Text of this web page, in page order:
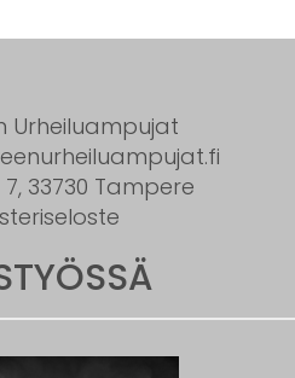
Urheiluampujat
33730 Tampere